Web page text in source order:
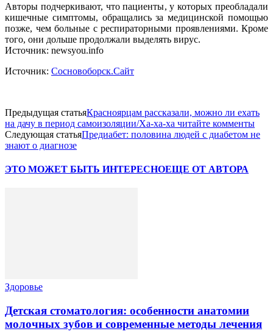
Авторы подчеркивают, что пациенты, у которых преобладали
кишечные симптомы, обращались за медицинской помощью
позже, чем больные с респираторными проявлениями. Кроме
того, они дольше продолжали выделять вирус.
Источник: newsyou.info
Источник: Сосновоборск.Сайт
Предыдущая статьяКрасноярцам рассказали, можно ли ехать
на дачу в период самоизоляции/Ха-ха-ха читайте комменты
Следующая статьяПредиабет: половина людей с диабетом не
знают о диагнозе
ЭТО МОЖЕТ БЫТЬ ИНТЕРЕСНОЕЩЕ ОТ АВТОРА
Здоровье
Детская стоматология: особенности анатомии
молочных зубов и современные методы лечения